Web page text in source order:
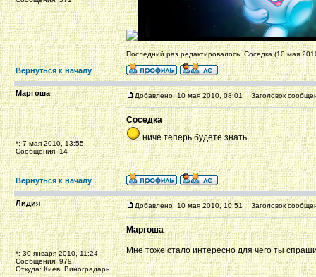
Последний раз редактировалось: Соседка (10 мая
Вернуться к началу
Маргоша
*: 7 мая 2010, 13:55
Сообщения: 14
Добавлено: 10 мая 2010, 08:01 Заголовок
Соседка
ниче теперь будете знать
Вернуться к началу
Лидия
*: 30 января 2010, 11:24
Сообщения: 979
Откуда: Киев, Виноградарь
Добавлено: 10 мая 2010, 10:51 Заголовок
Маргоша
Мне тоже стало интересно для чего ты